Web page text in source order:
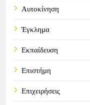
Αυτοκίνηση
Έγκλημα
Εκπαίδευση
Επιστήμη
Επιχειρήσεις